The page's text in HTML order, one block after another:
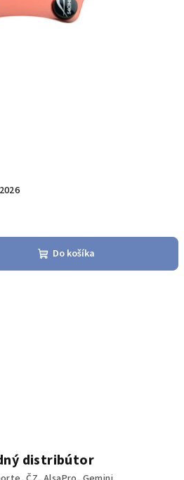
Do košíka
distribútor